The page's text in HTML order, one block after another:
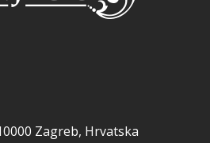
Zagreb, Hrvatska